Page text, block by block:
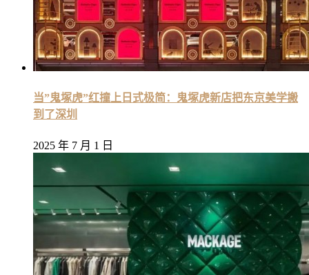
当”鬼塚虎”红撞上日式极简：鬼塚虎新店把东京美学搬
到了深圳
2025 年 7 月 1 日